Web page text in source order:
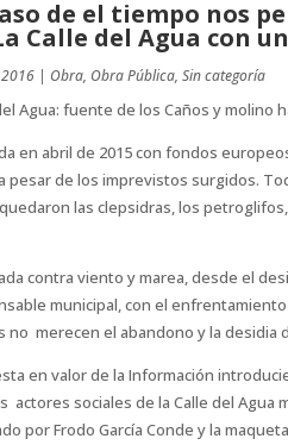
de el tiempo nos
Calle del Agua con
| Obra, Obra Pública, Sin categoría
Agua: fuente de los Caños y molino
en abril de 2015 con fondos
pesar de los imprevistos surgidos.
las clepsidras, los
contra viento y marea, desde el
municipal, con el
no merecen el abandono y la desidia
en valor de la Información
actores sociales de la Calle del Agua
por Frodo García Conde y la